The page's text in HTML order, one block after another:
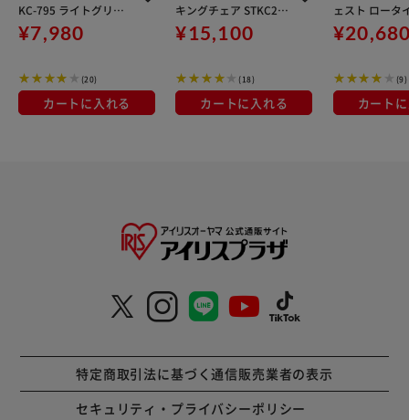
KC-795 ライトグリー
ン
¥7,980
(20)
カートに入れる
キングチェア STKC2S-
795 ベージュ
¥15,100
(18)
カートに入れる
ェスト ロータ
H-1090L アッ
ウン【代引き
(9)
カート
特定商取引法に基づく通信販売業者の表示
セキュリティ・プライバシーポリシー